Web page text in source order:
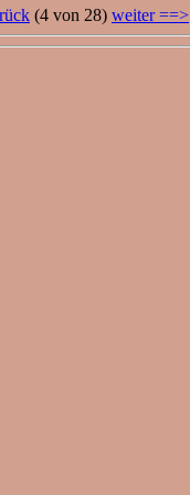
(4 von 28) weiter ==>